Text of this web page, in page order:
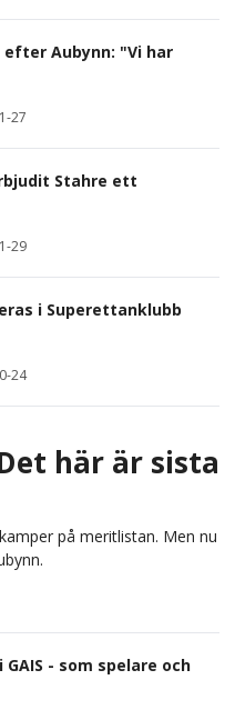
Aubynn: "Vi har
27
Stahre ett
29
i Superettanklubb
24
här är sista
på meritlistan. Men nu
- som spelare och